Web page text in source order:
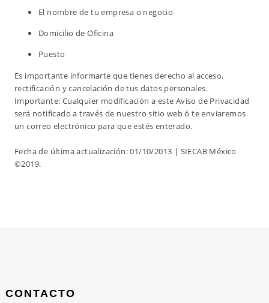
El nombre de tu empresa o negocio
Domicilio de Oficina
Puesto
Es importante informarte que tienes derecho al acceso,
rectificación y cancelación de tus datos personales.
Importante: Cualquier modificación a este Aviso de Privacidad
será notificado a través de nuestro sitio web ó te enviaremos
un correo electrónico para que estés enterado.
Fecha de última actualización: 01/10/2013 | SIECAB México
©2019.
CONTACTO